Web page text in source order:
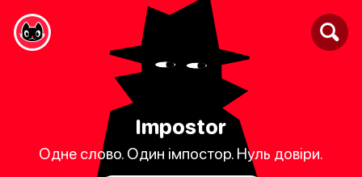
Impostor
Одне слово. Один імпостор. Нуль довіри.